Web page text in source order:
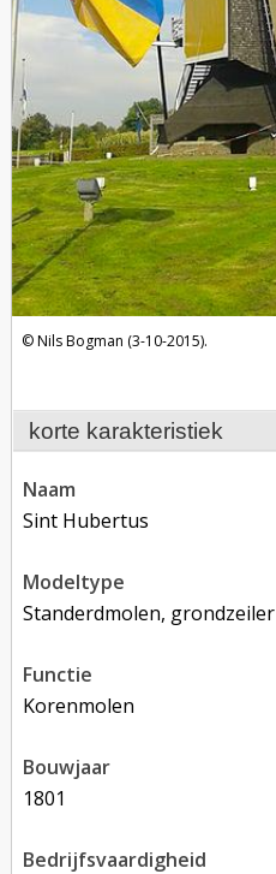
korte karakteristiek
naam
Sint Hubertus
modeltype
Standerdmolen, grondzeiler
functie
korenmolen
bouwjaar
1801
bedrijfsvaardigheid
Nils Bogman (3-10-2015).